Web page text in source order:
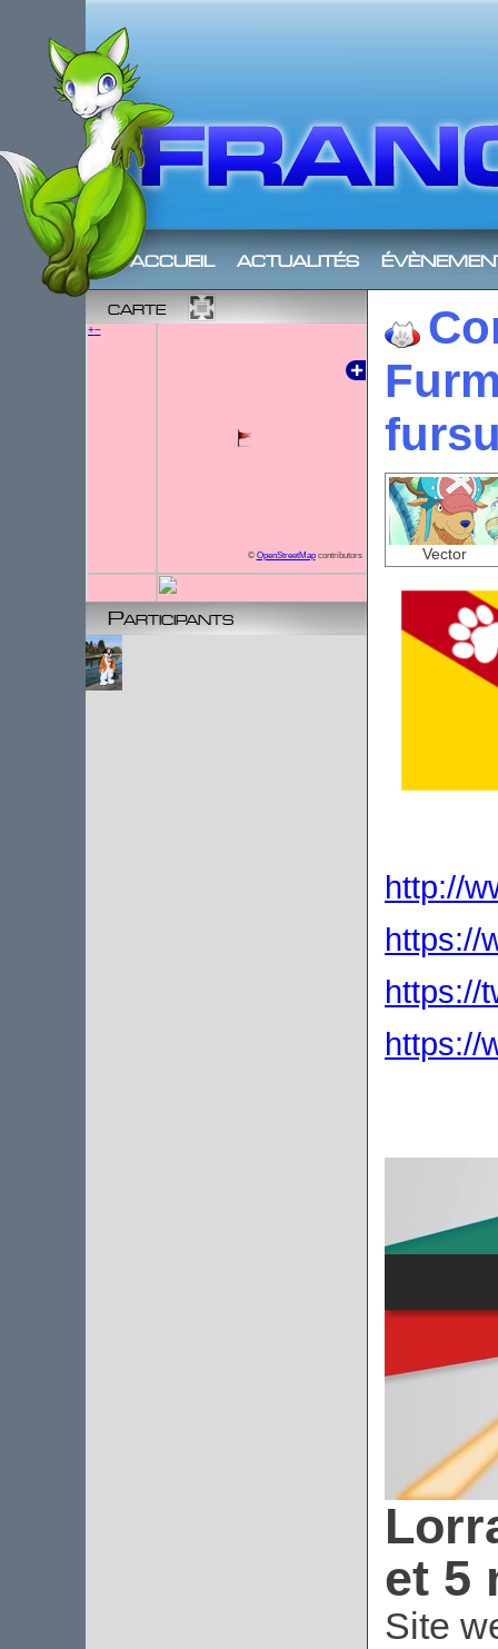
accueil actualités
carte
+−
© OpenStreetMapcontributors
Participants
Vector
http://
https://
https://
https://
et 5
Site